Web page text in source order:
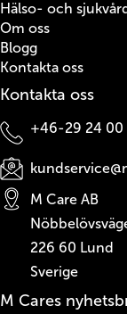
Hälso- och
Om oss
Blogg
Kontakta oss
Kontakta oss
+46-29 24 00
M Care AB
226 60 Lund
Sverige
M Cares